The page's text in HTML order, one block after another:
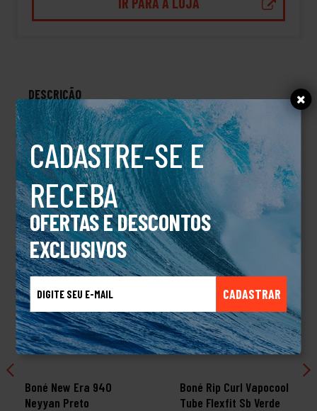
CADASTRE-SE E
RECEBA
OFERTAS E DESCONTOS
EXCLUSIVOS
CADASTRAR
DESCRIÇÃO
BONÉ NEWPORT TRUCKER
TALVEZ VOCÊ TAMBÉM GOSTE
Boné New Era 940
Neyyan Preto
Boné Rip Curl Vapocool
Tube Flexfit Sb Verde